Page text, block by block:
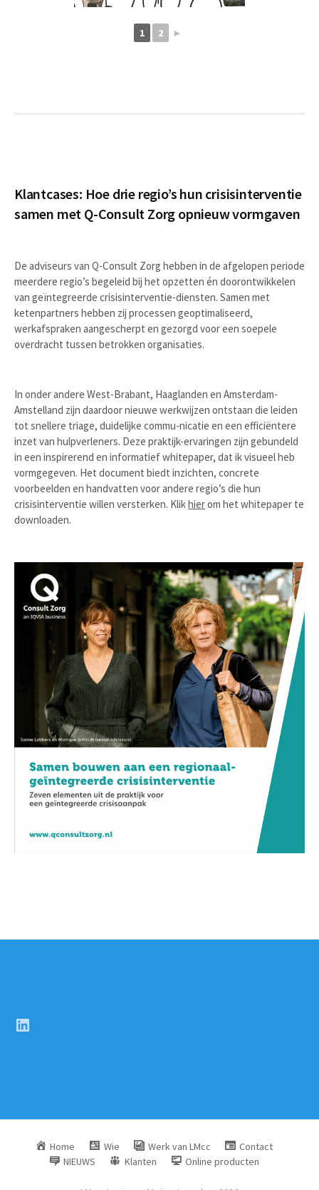
1 2 ►
Klantcases: Hoe drie regio’s hun crisisinterventie
samen met Q-Consult Zorg opnieuw vormgaven
De adviseurs van Q-Consult Zorg hebben in de afgelopen periode
meerdere regio’s begeleid bij het opzetten én doorontwikkelen
van geïntegreerde crisisinterventie-diensten. Samen met
ketenpartners hebben zij processen geoptimaliseerd,
werkafspraken aangescherpt en gezorgd voor een soepele
overdracht tussen betrokken organisaties.
In onder andere West-Brabant, Haaglanden en Amsterdam-
Amstelland zijn daardoor nieuwe werkwijzen ontstaan die leiden
tot snellere triage, duidelijke commu-nicatie en een efficiëntere
inzet van hulpverleners. Deze praktijk-ervaringen zijn gebundeld
in een inspirerend en informatief whitepaper, dat ik visueel heb
vormgegeven. Het document biedt inzichten, concrete
voorbeelden en handvatten voor andere regio’s die hun
crisisinterventie willen versterken. Klikhierom het whitepaper te
downloaden.
LinkedIn
Home Wie Werk van LMcc
Contact
NIEUWS
Klanten Online producten